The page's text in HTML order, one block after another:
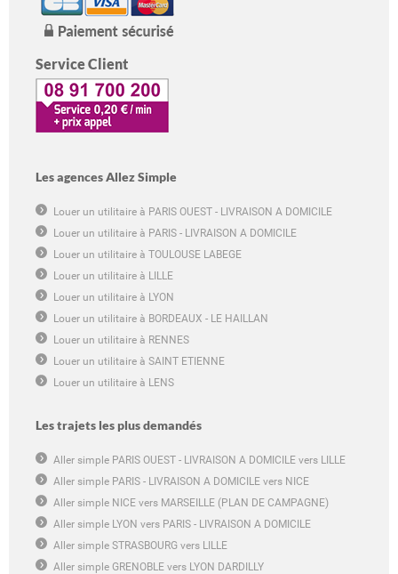
Service Client
Les agences Allez Simple
Louer un utilitaire à PARIS OUEST - LIVRAISON A DOMICILE
Louer un utilitaire à PARIS - LIVRAISON A DOMICILE
Louer un utilitaire à TOULOUSE LABEGE
Louer un utilitaire à LILLE
Louer un utilitaire à LYON
Louer un utilitaire à BORDEAUX - LE HAILLAN
Louer un utilitaire à RENNES
Louer un utilitaire à SAINT ETIENNE
Louer un utilitaire à LENS
Les trajets les plus demandés
Aller simple PARIS OUEST - LIVRAISON A DOMICILE vers LILLE
Aller simple PARIS - LIVRAISON A DOMICILE vers NICE
Aller simple NICE vers MARSEILLE (PLAN DE CAMPAGNE)
Aller simple LYON vers PARIS - LIVRAISON A DOMICILE
Aller simple STRASBOURG vers LILLE
Aller simple GRENOBLE vers LYON DARDILLY